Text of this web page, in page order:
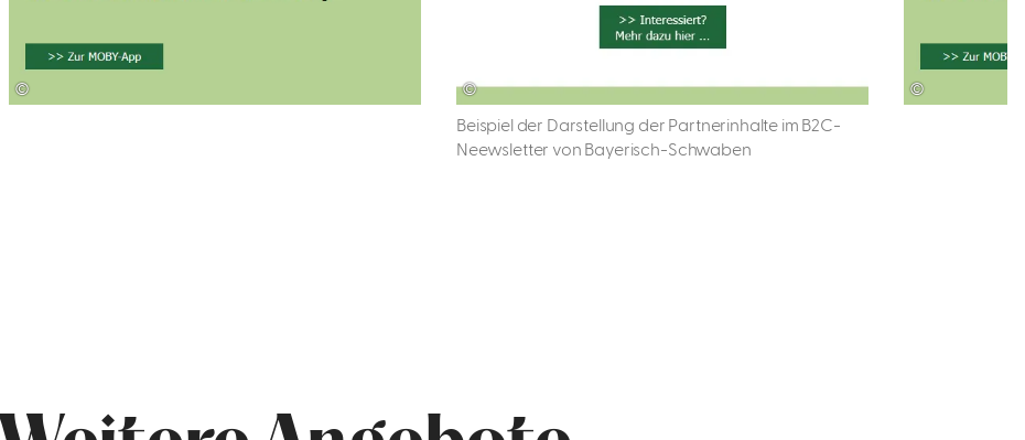
© ©
Beispiel der Darstellung der Partnerinhalte im B2C-
Neewsletter von Bayerisch-Schwaben
©